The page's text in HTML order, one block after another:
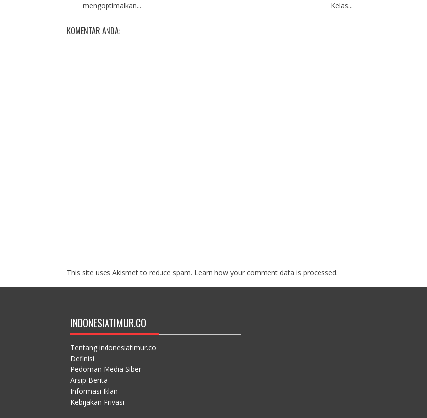
mengoptimalkan...
Kelas...
KOMENTAR ANDA:
This site uses Akismet to reduce spam. Learn how your comment data is processed.
INDONESIATIMUR.CO
Tentang indonesiatimur.co
Definisi
Pedoman Media Siber
Arsip Berita
Informasi Iklan
Kebijakan Privasi